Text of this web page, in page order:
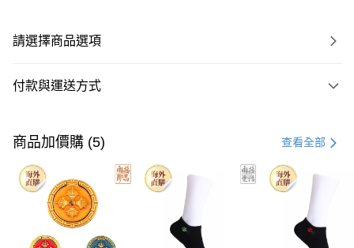
請選擇商品選項
付款與運送方式
信用卡一次付款
Apple Pay
Google Pay
運送方式
商品加價購 (5) 查看全部